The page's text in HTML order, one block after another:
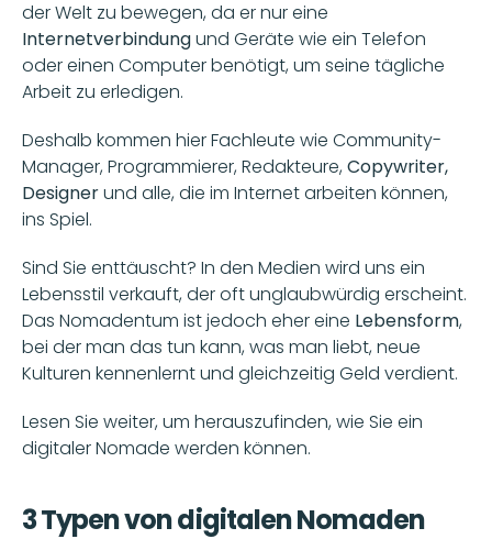
Internetverbindung und Geräte wie ein Telefon
oder einen Computer benötigt, um seine tägliche
Arbeit zu erledigen.
Deshalb kommen hier Fachleute wie Community-
Manager, Programmierer, Redakteure, Copywriter,
Designer und alle, die im Internet arbeiten können,
ins Spiel.
Sind Sie enttäuscht? In den Medien wird uns ein
Lebensstil verkauft, der oft unglaubwürdig erscheint.
Das Nomadentum ist jedoch eher eine Lebensform,
bei der man das tun kann, was man liebt, neue
Kulturen kennenlernt und gleichzeitig Geld verdient.
Lesen Sie weiter, um herauszufinden, wie Sie ein
digitaler Nomade werden können.
3 Typen von digitalen Nomaden